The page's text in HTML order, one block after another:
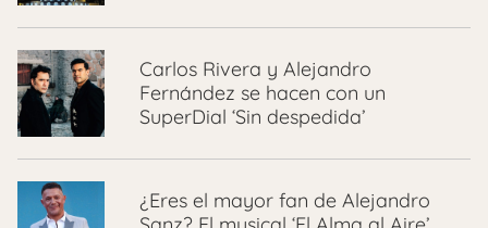
Carlos Rivera y Alejandro
Fernández se hacen con un
SuperDial ‘Sin despedida’
¿Eres el mayor fan de Alejandro